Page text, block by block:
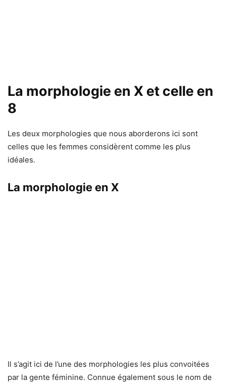
La morphologie en X et celle en
8
Les deux morphologies que nous aborderons ici sont
celles que les femmes considèrent comme les plus
idéales.
La morphologie en X
Il s’agit ici de l’une des morphologies les plus convoitées
par la gente féminine. Connue également sous le nom de